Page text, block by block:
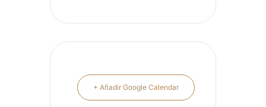
+ Añadir Google Calendar